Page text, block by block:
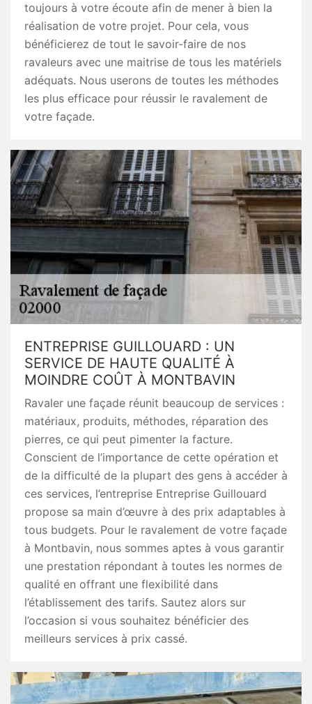
toujours à votre écoute afin de mener à bien la
réalisation de votre projet. Pour cela, vous
bénéficierez de tout le savoir-faire de nos
ravaleurs avec une maitrise de tous les matériels
adéquats. Nous userons de toutes les méthodes
les plus efficace pour réussir le ravalement de
votre façade.
ENTREPRISE GUILLOUARD : UN
SERVICE DE HAUTE QUALITÉ À
MOINDRE COÛT À MONTBAVIN
Ravaler une façade réunit beaucoup de services :
matériaux, produits, méthodes, réparation des
pierres, ce qui peut pimenter la facture.
Conscient de l’importance de cette opération et
de la difficulté de la plupart des gens à accéder à
ces services, l’entreprise Entreprise Guillouard
propose sa main d’œuvre à des prix adaptables à
tous budgets. Pour le ravalement de votre façade
à Montbavin, nous sommes aptes à vous garantir
une prestation répondant à toutes les normes de
qualité en offrant une flexibilité dans
l’établissement des tarifs. Sautez alors sur
l’occasion si vous souhaitez bénéficier des
meilleurs services à prix cassé.